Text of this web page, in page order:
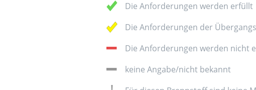
Die Anforderungen werden erfüllt
Die Anforderungen der
Die Anforderungen werden nicht
keine Angabe/nicht bekannt